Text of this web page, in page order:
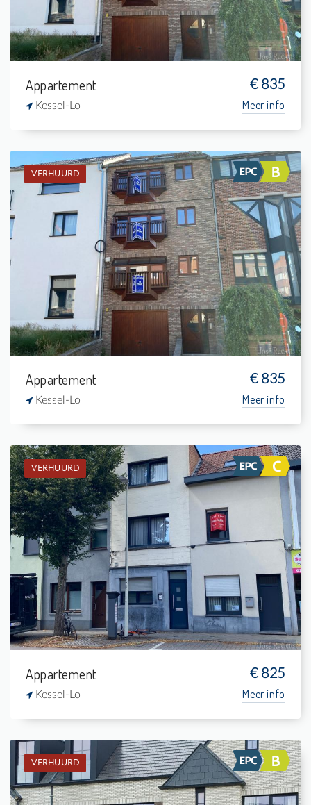
Appartement € 835
Kessel-Lo Meer info
VERHUURD
Verhuurd: Appartement
1
-
1
63 m²
Appartement € 835
Kessel-Lo Meer info
VERHUURD
Verhuurd: Gelijkvloers app.
-
-
-
Appartement € 825
Kessel-Lo Meer info
VERHUURD